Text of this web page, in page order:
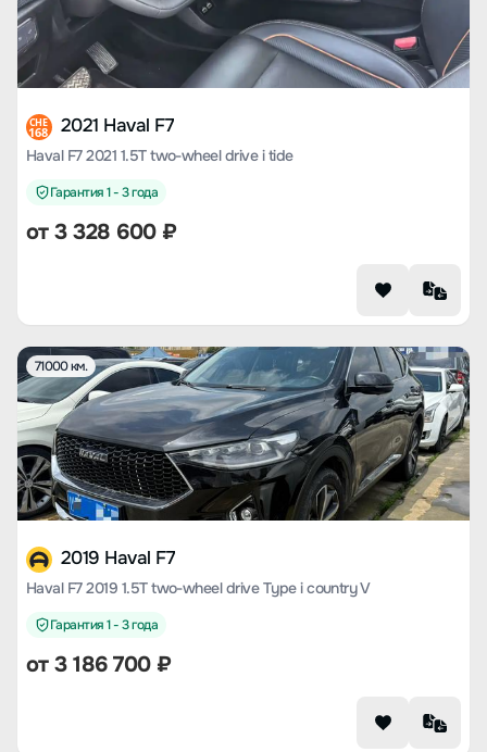
CHE
168 2021 Haval F7
Haval F7 2021 1.5T two-wheel drive i tide
Гарантия 1 - 3 года
от3 328 600₽
71000 км.
2019 Haval F7
Haval F7 2019 1.5T two-wheel drive Type i country V
Гарантия 1 - 3 года
от3 186 700₽